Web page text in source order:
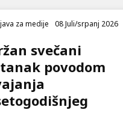
za medije 08 Juli/srpanj 2026
svečani
povodom